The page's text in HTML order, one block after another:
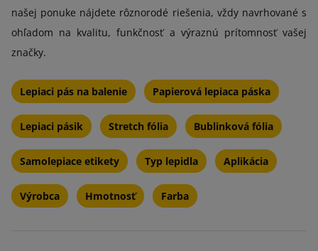
našej ponuke nájdete rôznorodé riešenia, vždy navrhované s
ohľadom na kvalitu, funkčnosť a výraznú prítomnosť vašej
značky.
Lepiaci pás na balenie Papierová lepiaca páska
Lepiaci pásik Stretch fólia Bublinková fólia
Samolepiace etikety Typ lepidla Aplikácia
Výrobca Hmotnosť Farba